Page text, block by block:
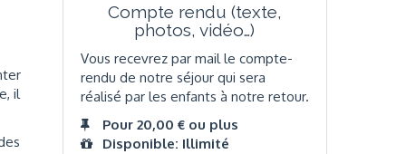
il
Compte rendu (texte,
photos, vidéo…)
Vous recevrez par mail le compte-
rendu de notre séjour qui sera
réalisé par les enfants à notre retour.
Pour 20,00 € ou plus
Disponible: Illimité